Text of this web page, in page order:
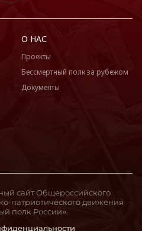
О НАС
Проекты
Бессмертный полк за рубежом
Документы
сайт Общероссийского
патриотического движения
полк России».